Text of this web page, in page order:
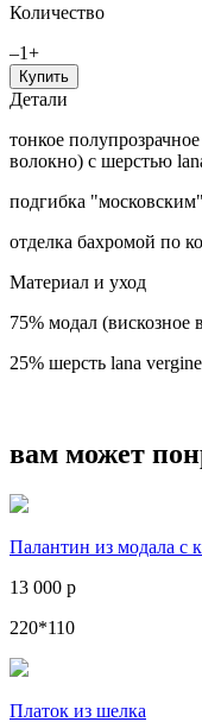
Количество
–1+
Купить
Детали
тонкое
волокно) с шерстью
подгибка
отделка бахромой по
Материал и уход
75% модал (вискозное
25% шерсть lana vergine
вам может
Палантин из модала с
13 000 р
220*110
Платок из шелка